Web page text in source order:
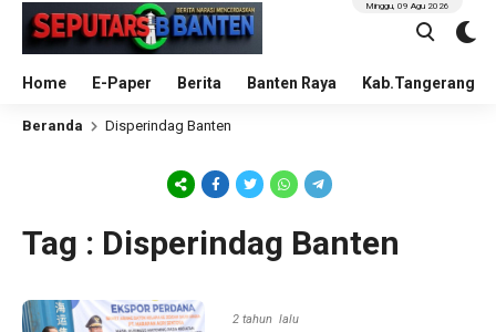
Home E-Paper Berita Banten Raya Kab.Tangerang
Minggu, 09 Agu 2026
Beranda Disperindag Banten
Tag : Disperindag Banten
2 tahun lalu